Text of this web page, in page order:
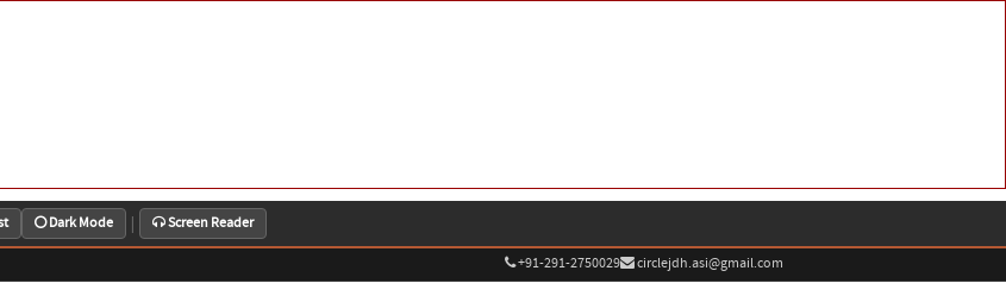
Dark Mode | Screen Reader
+91-291-2750029 circlejdh.asi@gmail.com